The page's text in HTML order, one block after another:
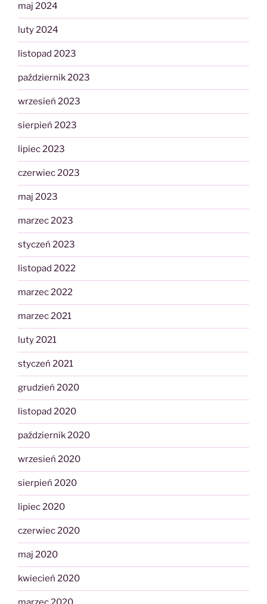
maj 2024
luty 2024
listopad 2023
październik 2023
wrzesień 2023
sierpień 2023
lipiec 2023
czerwiec 2023
maj 2023
marzec 2023
styczeń 2023
listopad 2022
marzec 2022
marzec 2021
luty 2021
styczeń 2021
grudzień 2020
listopad 2020
październik 2020
wrzesień 2020
sierpień 2020
lipiec 2020
czerwiec 2020
maj 2020
kwiecień 2020